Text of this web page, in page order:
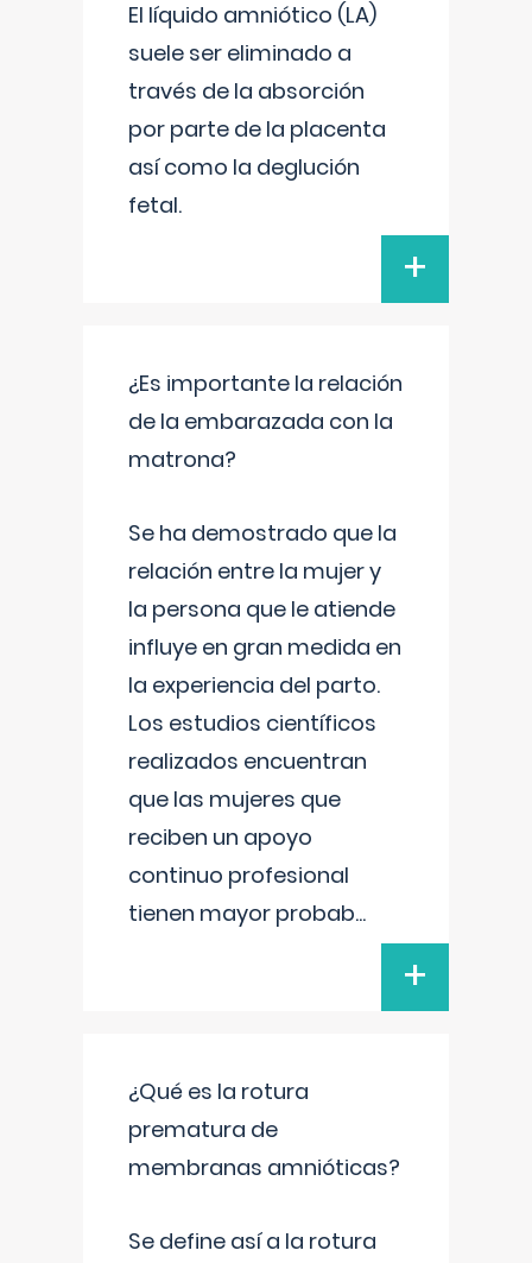
El líquido amniótico (LA)
suele ser eliminado a
través de la absorción
por parte de la placenta
así como la deglución
fetal.
+
¿Es importante la relación
de la embarazada con la
matrona?
Se ha demostrado que la
relación entre la mujer y
la persona que le atiende
influye en gran medida en
la experiencia del parto.
Los estudios científicos
realizados encuentran
que las mujeres que
reciben un apoyo
continuo profesional
tienen mayor probab...
+
¿Qué es la rotura
prematura de
membranas amnióticas?
Se define así a la rotura